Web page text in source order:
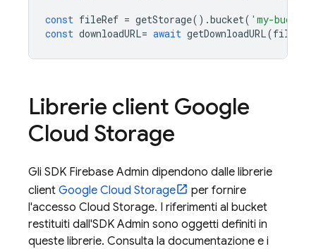
const fileRef = getStorage().bucket( 'my-bucket'
const downloadURL= await getDownloadURL(fileRef
Librerie client Google
Cloud Storage
Gli SDK Firebase Admin dipendono dalle librerie
client Google Cloud Storage
per fornire
l'accesso Cloud Storage. I riferimenti al bucket
restituiti dall'SDK Admin sono oggetti definiti in
queste librerie. Consulta la documentazione e i